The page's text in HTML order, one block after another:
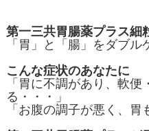
第一三共胃腸薬プラス細
「胃」と「腸」をダブ
こんな症状のあなたに
「胃に不調があり、軟
る・・・」
「お腹の調子が悪く、胃